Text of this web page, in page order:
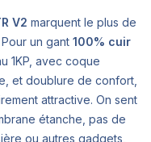
V2 marquent le plus de
un gant 100% cuir
1KP, avec coque
et doublure de confort,
attractive. On sent
étanche, pas de
ou autres gadgets,